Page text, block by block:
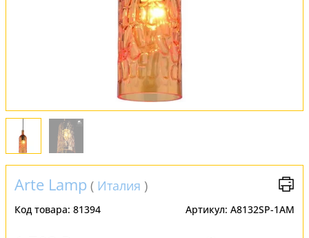
Arte Lamp ( Италия )
Код товара: 81394 Артикул: A8132SP-1AM